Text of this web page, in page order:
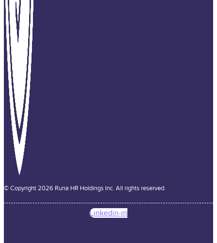
© Copyright 2026 Runa HR Holdings Inc. All rights reserved.
Linkedin-in